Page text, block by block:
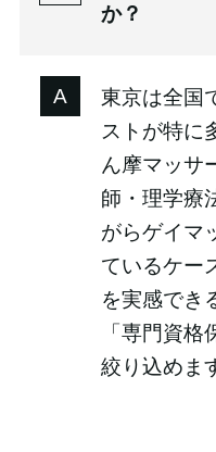
か？
東京は全国
ストが特に
ん摩マッサ
師・理学療
がらゲイマ
ているケー
を実感でき
「専門資
絞り込めま